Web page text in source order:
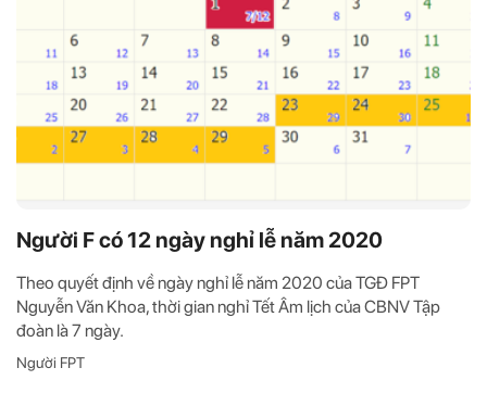
Người F có 12 ngày nghỉ lễ năm 2020
Theo quyết định về ngày nghỉ lễ năm 2020 của TGĐ FPT
Nguyễn Văn Khoa, thời gian nghỉ Tết Âm lịch của CBNV Tập
đoàn là 7 ngày.
Người FPT